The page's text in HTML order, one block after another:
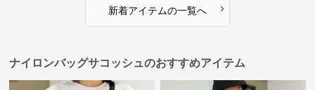
新着アイテムの一覧へ ›
ナイロンバッグサコッシュのおすすめアイテム